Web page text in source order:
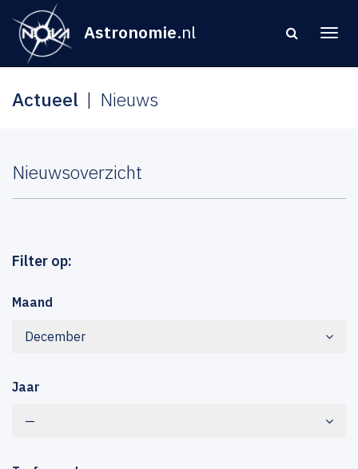
Astronomie.nl
Actueel Nieuws
Nieuwsoverzicht
Filter op:
Maand
December
Jaar
—